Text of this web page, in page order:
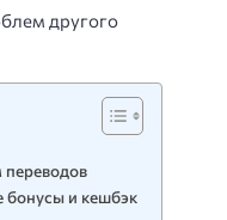
другого
бонусы и кешбэк